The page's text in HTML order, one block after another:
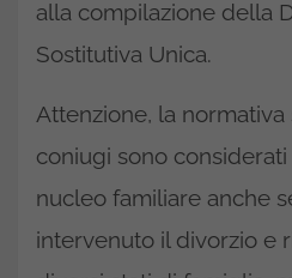
alla compilazione della
Sostitutiva Unica.
Attenzione, la
coniugi sono
nucleo familiare anche
intervenuto il divorzio e